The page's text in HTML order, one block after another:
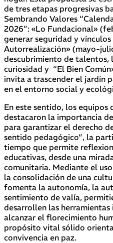
de tres etapas progresivas
Sembrando Valores
2026”: «Lo Fundacional»
generar seguridad y
Autorrealización» (mayo-
descubrimiento de talentos,
curiosidad y “El Bien
invita a trascender el jardín
en el entorno social y
En este sentido, los equipos
destacaron la importancia
para garantizar el derecho
sentido pedagógico”, la
tiempo que permite
educativas, desde una
comunitaria. Mediante el
la consolidación de una
fomenta la autonomía, la
sentimiento de valía,
desarrollen las herramientas
alcanzar el florecimiento
propósito vital sólido
convivencia en paz.